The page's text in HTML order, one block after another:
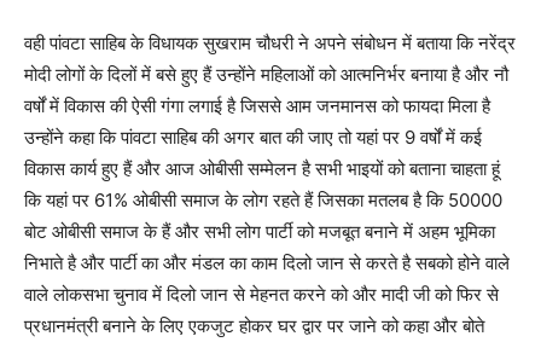
वही पांवटा साहिब के विधायक सुखराम चौधरी ने अपने संबोधन में बताया कि नरेंद्र
मोदी लोगों के दिलों में बसे हुए हैं उन्होंने महिलाओं को आत्मनिर्भर बनाया है और नौ
वर्षों में विकास की ऐसी गंगा लगाई है जिससे आम जनमानस को फायदा मिला है
उन्होंने कहा कि पांवटा साहिब की अगर बात की जाए तो यहां पर 9 वर्षों में कई
विकास कार्य हुए हैं और आज ओबीसी सम्मेलन है सभी भाइयों को बताना चाहता हूं
कि यहां पर 61% ओबीसी समाज के लोग रहते हैं जिसका मतलब है कि 50000
बोट ओबीसी समाज के हैं और सभी लोग पार्टी को मजबूत बनाने में अहम भूमिका
निभाते है और पार्टी का और मंडल का काम दिलो जान से करते है सबको होने वाले
वाले लोकसभा चुनाव में दिलो जान से मेहनत करने को और मादी जी को फिर से
प्रधानमंत्री बनाने के लिए एकजुट होकर घर द्वार पर जाने को कहा और बोते